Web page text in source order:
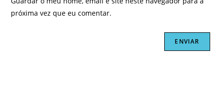
próxima vez que eu comentar.